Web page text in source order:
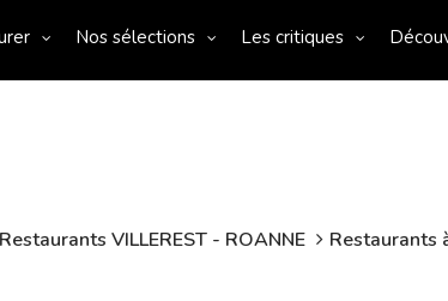
Nos sélections Les critiques
Restaurants VILLEREST - ROANNE
Restaurants